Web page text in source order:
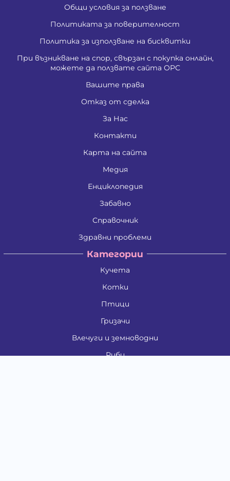
Общи условия за ползване
Политиката за поверителност
Политика за използване на бисквитки
При възникване на спор, свързан с покупка онлайн,
можете да ползвате сайта ОРС
Вашите права
Отказ от сделка
За Нас
Контакти
Карта на сайта
Медия
Енциклопедия
Забавно
Справочник
Здравни проблеми
Категории
Кучета
Котки
Птици
Гризачи
Влечуги и земноводни
Риби